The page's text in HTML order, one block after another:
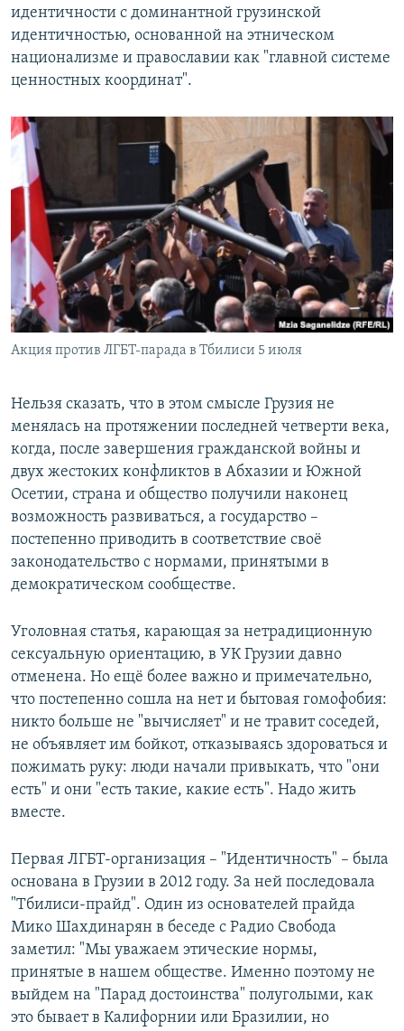
идентичности с доминантной грузинской
идентичностью, основанной на этническом
национализме и православии как "главной системе
ценностных координат".
Акция против ЛГБТ-парада в Тбилиси 5 июля
Нельзя сказать, что в этом смысле Грузия не
менялась на протяжении последней четверти века,
когда, после завершения гражданской войны и
двух жестоких конфликтов в Абхазии и Южной
Осетии, страна и общество получили наконец
возможность развиваться, а государство –
постепенно приводить в соответствие своё
законодательство с нормами, принятыми в
демократическом сообществе.
Уголовная статья, карающая за нетрадиционную
сексуальную ориентацию, в УК Грузии давно
отменена. Но ещё более важно и примечательно,
что постепенно сошла на нет и бытовая гомофобия:
никто больше не "вычисляет" и не травит соседей,
не объявляет им бойкот, отказываясь здороваться и
пожимать руку: люди начали привыкать, что "они
есть" и они "есть такие, какие есть". Надо жить
вместе.
Первая ЛГБТ-организация – "Идентичность" – была
основана в Грузии в 2012 году. За ней последовала
"Тбилиси-прайд". Один из основателей прайда
Мико Шахдинарян в беседе с Радио Свобода
заметил: "Мы уважаем этические нормы,
принятые в нашем обществе. Именно поэтому не
выйдем на "Парад достоинства" полуголыми, как
это бывает в Калифорнии или Бразилии, но